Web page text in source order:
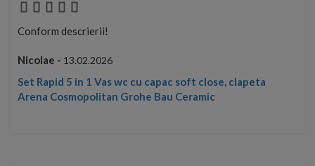
Conform descrierii!
Nicolae - 13.02.2026
Set Rapid 5 in 1 Vas wc cu capac soft close, clapeta
Arena Cosmopolitan Grohe Bau Ceramic